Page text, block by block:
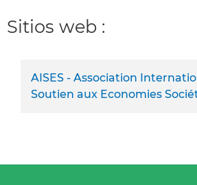
Sitios web :
AISES - Association
Soutien aux Economies